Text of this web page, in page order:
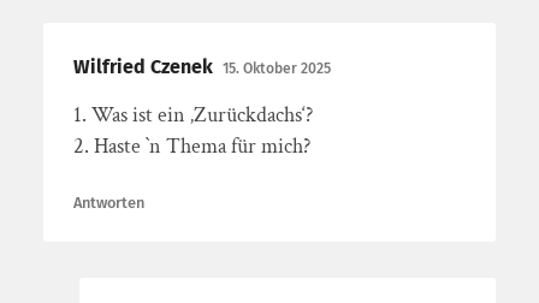
Wilfried Czenek 15. Oktober 2025
1. Was ist ein ‚Zurückdachs‘?
2. Haste `n Thema für mich?
Antworten